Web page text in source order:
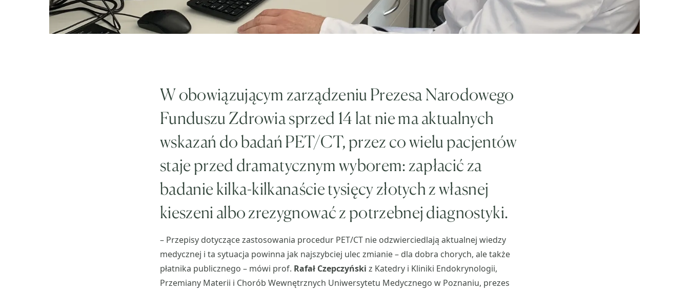
W obowiązującym zarządzeniu Prezesa Narodowego
Funduszu Zdrowia sprzed 14 lat nie ma aktualnych
wskazań do badań PET/CT, przez co wielu pacjentów
staje przed dramatycznym wyborem: zapłacić za
badanie kilka-kilkanaście tysięcy złotych z własnej
kieszeni albo zrezygnować z potrzebnej diagnostyki.
– Przepisy dotyczące zastosowania procedur PET/CT nie odzwierciedlają aktualnej wiedzy
medycznej i ta sytuacja powinna jak najszybciej ulec zmianie – dla dobra chorych, ale także
płatnika publicznego – mówi prof. Rafał Czepczyński z Katedry i Kliniki Endokrynologii,
Przemiany Materii i Chorób Wewnętrznych Uniwersytetu Medycznego w Poznaniu, prezes